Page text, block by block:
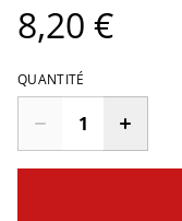
8,20 €
QUANTITÉ